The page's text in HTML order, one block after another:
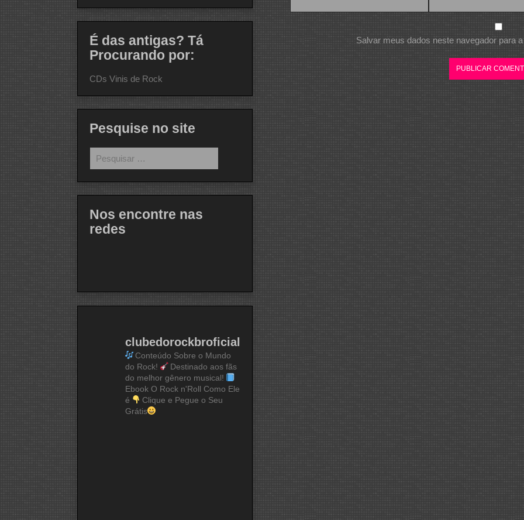
Salvar meus dados neste navegador para
É das antigas? Tá
Procurando por:
CDs Vinis de Rock
Pesquise no site
por:
Nos encontre nas
redes
clubedorockbroficial
Conteúdo Sobre o Mundo
do Rock!
Destinado aos fãs
do melhor gênero musical!
Ebook O Rock n'Roll Como Ele
é
Clique e Pegue o Seu
Grátis